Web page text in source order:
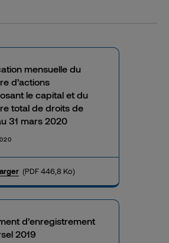
mensuelle du
d’actions
le capital et du
total de droits de
31 mars 2020
(PDF 446,8 Ko)
d’enregistrement
2019